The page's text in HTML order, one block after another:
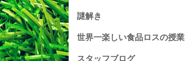
謎解き
世界一楽しい食品ロスの授業
スタッフブログ